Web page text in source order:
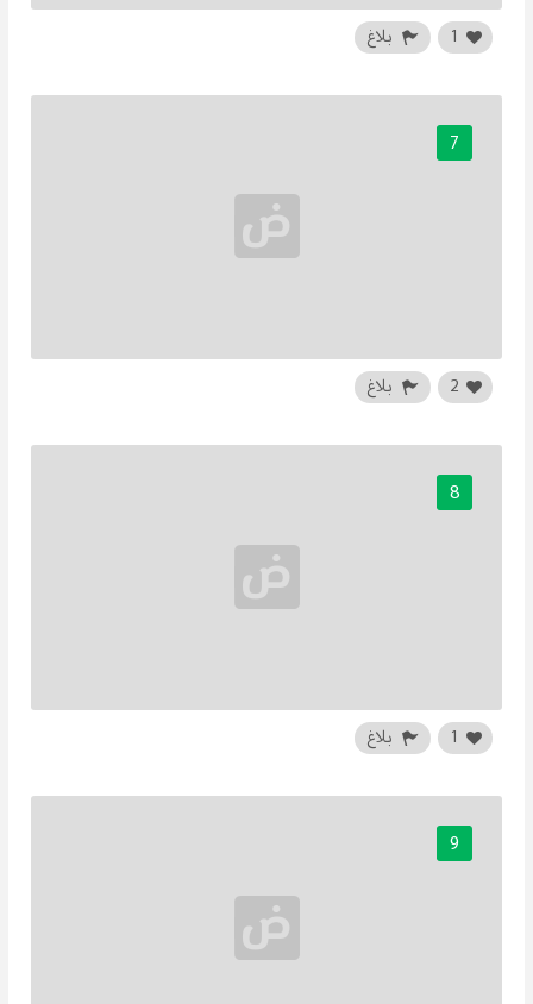
1 بلاغ
7
2 بلاغ
8
1 بلاغ
9